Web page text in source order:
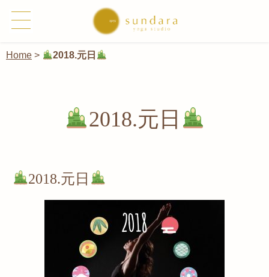
Home > 2018.元日
2018.元日
2018.元日